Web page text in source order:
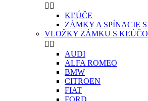
 
KĽÚČE
ZÁMKY A SPÍNACIE
VLOŽKY ZÁMKU S
 
AUDI
ALFA ROMEO
BMW
CITROEN
FIAT
FORD